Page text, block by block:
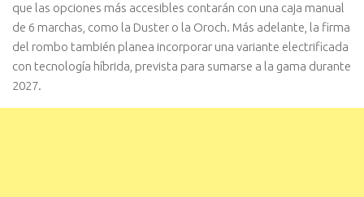
que las opciones más accesibles contarán con una caja manual
de 6 marchas, como la Duster o la Oroch. Más adelante, la firma
del rombo también planea incorporar una variante electrificada
con tecnología híbrida, prevista para sumarse a la gama durante
2027.